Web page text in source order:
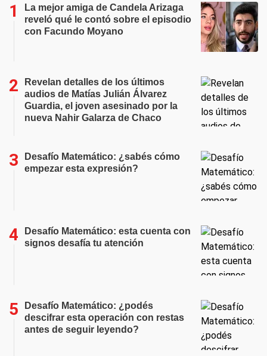
La mejor amiga de Candela Arizaga
reveló qué le contó sobre el episodio
con Facundo Moyano
Revelan detalles de los últimos
audios de Matías Julián Álvarez
Guardia, el joven asesinado por la
nueva Nahir Galarza de Chaco
Desafío Matemático: ¿sabés cómo
empezar esta expresión?
Desafío Matemático: esta cuenta con
signos desafía tu atención
Desafío Matemático: ¿podés
descifrar esta operación con restas
antes de seguir leyendo?